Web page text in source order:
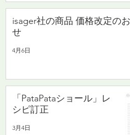
isager社の商品 価格改定の
せ
4月6日
「PataPataショール」レ
シピ訂正
3月4日